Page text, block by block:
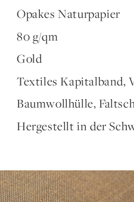
Opakes Naturpapier
80 g/qm
Gold
Textiles Kapitalband,
Baumwollhülle,
Hergestellt in der